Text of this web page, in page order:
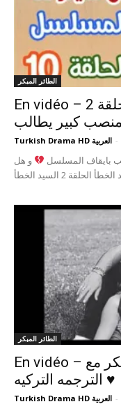
الطائر المبكر
En vidéo – مسلسل السيد الخطأ الحلقة 2
Turkish Drama HD العربية -
و هل
الطائر المبكر
En vidéo – اغنيه مسلسل الطائر المبكر مع
الترجمه التركيه ♥️
Turkish Drama HD العربية -